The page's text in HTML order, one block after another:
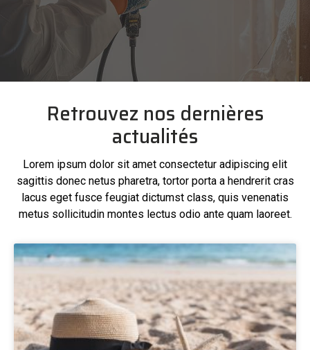
Retrouvez nos dernières
actualités
Lorem ipsum dolor sit amet consectetur adipiscing elit
sagittis donec netus pharetra, tortor porta a hendrerit cras
lacus eget fusce feugiat dictumst class, quis venenatis
metus sollicitudin montes lectus odio ante quam laoreet.